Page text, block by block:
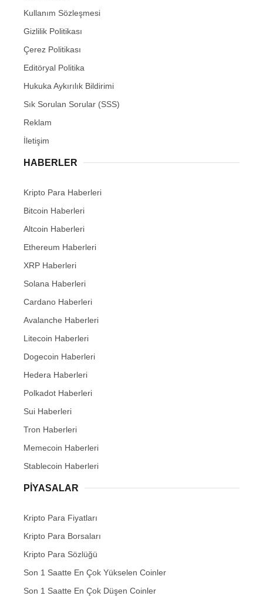
Kullanım Sözleşmesi
Gizlilik Politikası
Çerez Politikası
Editöryal Politika
Hukuka Aykırılık Bildirimi
Sık Sorulan Sorular (SSS)
Reklam
İletişim
HABERLER
Kripto Para Haberleri
Bitcoin Haberleri
Altcoin Haberleri
Ethereum Haberleri
XRP Haberleri
Solana Haberleri
Cardano Haberleri
Avalanche Haberleri
Litecoin Haberleri
Dogecoin Haberleri
Hedera Haberleri
Polkadot Haberleri
Sui Haberleri
Tron Haberleri
Memecoin Haberleri
Stablecoin Haberleri
PIYASALAR
Kripto Para Fiyatları
Kripto Para Borsaları
Kripto Para Sözlüğü
Son 1 Saatte En Çok Yükselen Coinler
Son 1 Saatte En Çok Düşen Coinler